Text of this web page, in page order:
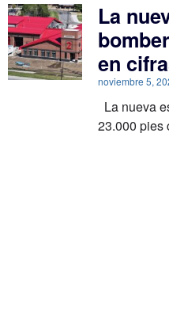
La
en
noviembre 5,
La nueva
23.000 pies
seguridad